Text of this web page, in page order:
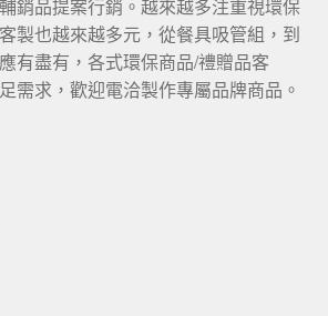
銷品提案行銷。越來越多注重視環保
製也越來越多元，從餐具吸管組，到
有盡有，各式環保商品/禮贈品客
需求，歡迎電洽製作專屬品牌商品。